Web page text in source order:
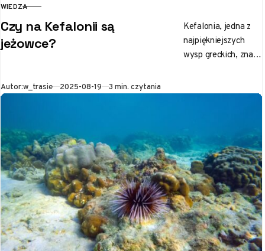
KATEGORIA
WIEDZA
Czy na Kefalonii są
jeżowce?
Kefalonia, jedna z
najpiękniejszych
wysp greckich, znana
krajobrazów i
plaże…
Autor:w_trasie Opublikowano
2025-08-19 3 min. czytania